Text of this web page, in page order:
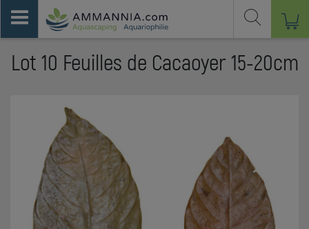
Lot 10 Feuilles de Cacaoyer 15-20cm